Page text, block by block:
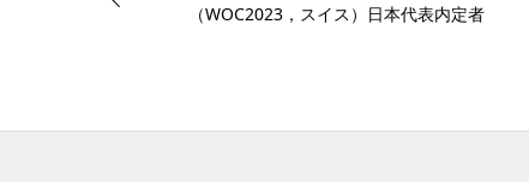
（WOC2023，スイス）日本代表内定者